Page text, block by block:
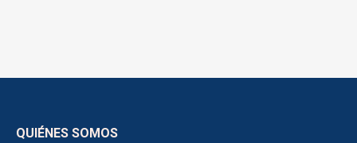
QUIÉNES SOMOS